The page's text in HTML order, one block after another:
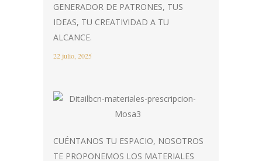
GENERADOR DE PATRONES, TUS
IDEAS, TU CREATIVIDAD A TU
ALCANCE.
22 julio, 2025
CUÉNTANOS TU ESPACIO, NOSOTROS
TE PROPONEMOS LOS MATERIALES